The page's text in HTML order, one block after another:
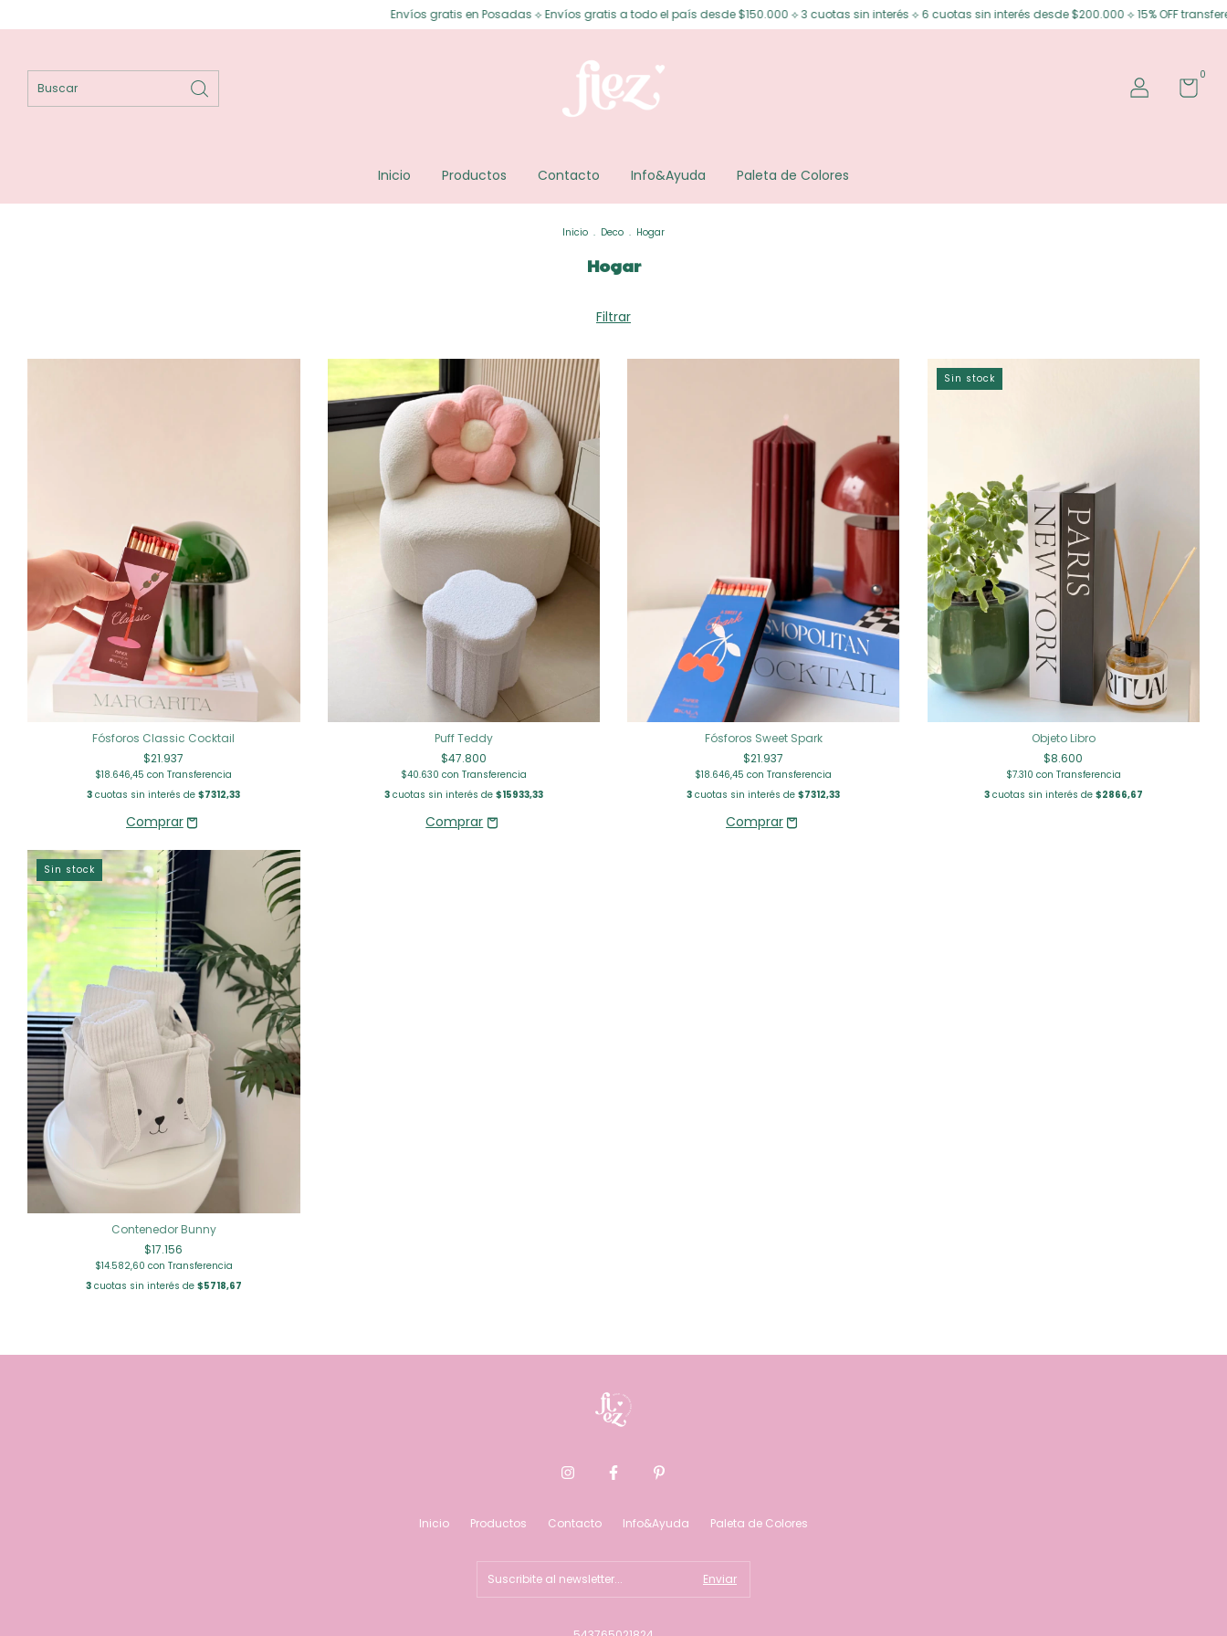
Envíos gratis en Posadas ⟡ Envíos gratis a todo el país desde $150.000 ⟡ 3 cuotas sin interés ⟡ 6 cuotas sin interés desde $200.000 ⟡ 15% OFF transferencia
0
Inicio Productos Contacto Info&Ayuda Paleta de Colores
Inicio . Deco . Hogar
Hogar
Filtrar
Fósforos Classic Cocktail
$21.937
$18.646,45con Transferencia
3 cuotas sin interés de$7312,33
Puff Teddy
$47.800
$40.630 con Transferencia
3cuotas sin interés de $15933,33
Fósforos Sweet Spark
$21.937
$18.646,45con Transferencia
3 cuotas sin interés de$7312,33
Sin stock
Objeto Libro
$8.600
$7.310 con Transferencia
3cuotas sin interés de $2866,67
Sin stock
Contenedor Bunny
$17.156
$14.582,60 con Transferencia
3cuotas sin interés de $5718,67
Inicio Productos Contacto Info&Ayuda Paleta de Colores